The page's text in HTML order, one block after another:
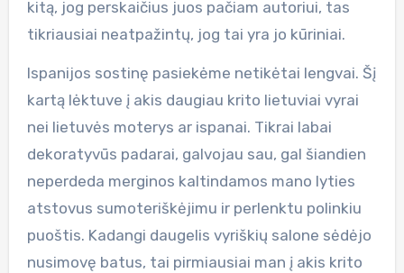
kitą, jog perskaičius juos pačiam autoriui, tas
tikriausiai neatpažintų, jog tai yra jo kūriniai.
Ispanijos sostinę pasiekėme netikėtai lengvai. Šį
kartą lėktuve į akis daugiau krito lietuviai vyrai
nei lietuvės moterys ar ispanai. Tikrai labai
dekoratyvūs padarai, galvojau sau, gal šiandien
neperdeda merginos kaltindamos mano lyties
atstovus sumoteriškėjimu ir perlenktu polinkiu
puoštis. Kadangi daugelis vyriškių salone sėdėjo
nusimovę batus, tai pirmiausiai man į akis krito